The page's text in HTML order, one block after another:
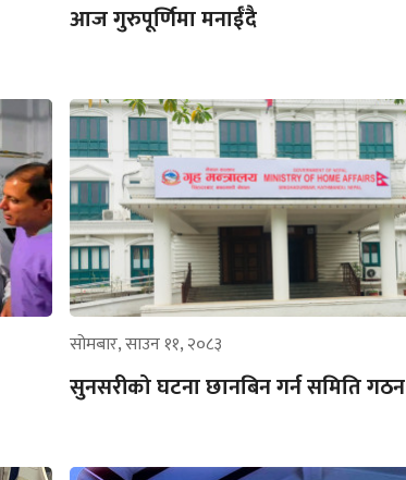
आज गुरुपूर्णिमा मनाईँदै
सोमबार, साउन ११, २०८३
सुनसरीको घटना छानबिन गर्न समिति गठन